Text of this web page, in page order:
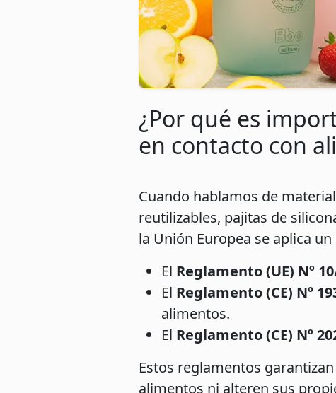
¿Por qué es
en contacto con
Cuando hablamos de
reutilizables, pajitas de
la Unión Europea se aplica
El Reglamento (UE) Nº
El Reglamento (CE) Nº
alimentos.
El Reglamento (CE) Nº
Estos reglamentos
alimentos ni alteren sus